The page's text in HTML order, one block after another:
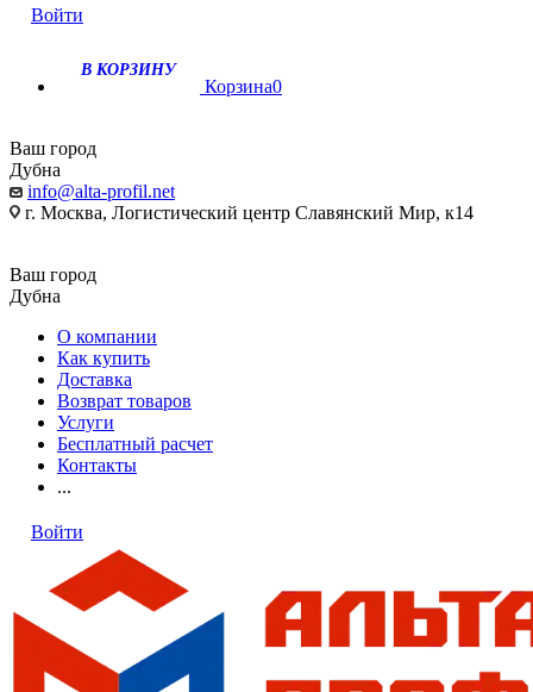
Войти
В КОРЗИНУ
Корзина0
Ваш город
Дубна
info@alta-profil.net
г. Москва, Логистический центр Славянский Мир, к14
Ваш город
Дубна
О компании
Как купить
Доставка
Возврат товаров
Услуги
Бесплатный расчет
Контакты
...
Войти